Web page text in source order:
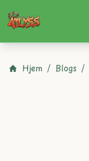
Atlyss
Hjem / Blogs /